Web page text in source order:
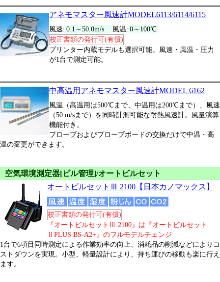
アネモマスター風速計MODEL6113/6114/6115
風速: 0.1～50.0m/s 風温: 0～100℃
校正書類の発行可(有償)
プリンター内蔵モデルも選択可能。風速・風温・圧力
が1台で測定可能。
中高温用アネモマスター風速計MODEL 6162
風温（高温用は500℃まで、中温用は200℃まで）、風速
（50 m/sまで）を同時計測可能な耐熱風速計。風量演算
機能付き。
プローブおよびプローブボードの交換だけで中温・高
温の変更ができます。
空気環境測定器[ビル管理]/オートビルセット
オートビルセットⅢ 2100【日本カノマックス】
校正書類の発行可(有償)
『オートビルセットⅢ 2100』は『オートビルセット
ⅡPLUS BS-A2+』のフルモデルチェンジ
1台で6項目同時測定による作業効率の向上、消耗品の削減などによりコ
ストダウンを実現。小型、軽量設計により、持ち運びの移動も楽に行え
ます。